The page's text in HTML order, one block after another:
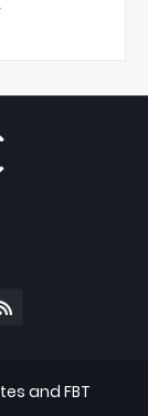
and FBT